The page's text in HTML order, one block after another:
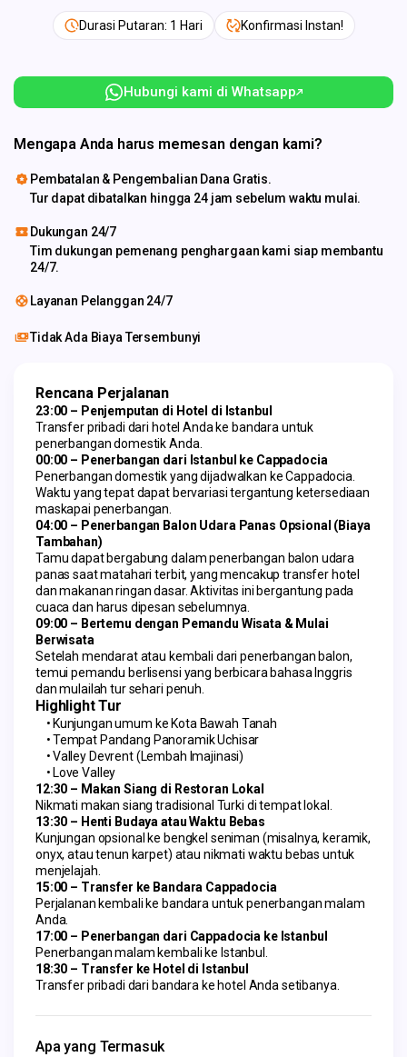
Durasi Putaran: 1 Hari Konfirmasi Instan!
Hubungi kami di Whatsapp
Mengapa Anda harus memesan dengan kami?
Pembatalan & Pengembalian Dana Gratis.
Tur dapat dibatalkan hingga 24 jam sebelum waktu mulai.
Dukungan 24/7
Tim dukungan pemenang penghargaan kami siap membantu
24/7.
Layanan Pelanggan 24/7
Tidak Ada Biaya Tersembunyi
Rencana Perjalanan
23:00 – Penjemputan di Hotel di Istanbul
Transfer pribadi dari hotel Anda ke bandara untuk
penerbangan domestik Anda.
00:00 – Penerbangan dari Istanbul ke Cappadocia
Penerbangan domestik yang dijadwalkan ke Cappadocia.
Waktu yang tepat dapat bervariasi tergantung ketersediaan
maskapai penerbangan.
04:00 – Penerbangan Balon Udara Panas Opsional (Biaya
Tambahan)
Tamu dapat bergabung dalam penerbangan balon udara
panas saat matahari terbit, yang mencakup transfer hotel
dan makanan ringan dasar. Aktivitas ini bergantung pada
cuaca dan harus dipesan sebelumnya.
09:00 – Bertemu dengan Pemandu Wisata & Mulai
Berwisata
Setelah mendarat atau kembali dari penerbangan balon,
temui pemandu berlisensi yang berbicara bahasa Inggris
dan mulailah tur sehari penuh.
Highlight Tur
Kunjungan umum ke Kota Bawah Tanah
Tempat Pandang Panoramik Uchisar
Valley Devrent (Lembah Imajinasi)
Love Valley
12:30 – Makan Siang di Restoran Lokal
Nikmati makan siang tradisional Turki di tempat lokal.
13:30 – Henti Budaya atau Waktu Bebas
Kunjungan opsional ke bengkel seniman (misalnya, keramik,
onyx, atau tenun karpet) atau nikmati waktu bebas untuk
menjelajah.
15:00 – Transfer ke Bandara Cappadocia
Perjalanan kembali ke bandara untuk penerbangan malam
Anda.
17:00 – Penerbangan dari Cappadocia ke Istanbul
Penerbangan malam kembali ke Istanbul.
18:30 – Transfer ke Hotel di Istanbul
Transfer pribadi dari bandara ke hotel Anda setibanya.
Apa yang Termasuk